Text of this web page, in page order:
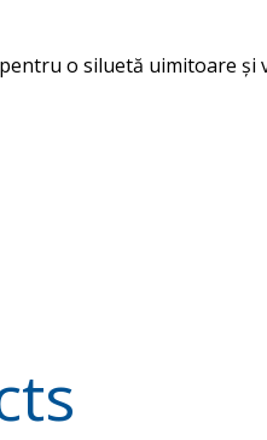
o siluetă uimitoare și